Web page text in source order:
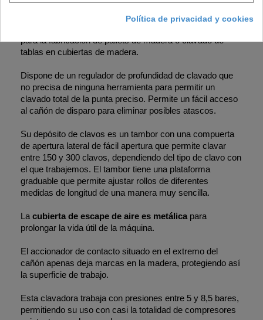
contacto sobra la madera. El modo de disparo por
contacto es muy rápido y permite al usuario clavar
para la fabricación de pallets de madera o clavado de
tablas en cubiertas de madera.
Dispone de un regulador de profundidad de clavado que
no precisa de ninguna herramienta para permitir un
clavado total de la punta preciso. Permite un fácil acceso
al cañón de disparo para eliminar posibles atascos.
Su depósito de clavos es un tambor con una compuerta
de apertura lateral de fácil apertura que permite clavar
entre 150 y 300 clavos, dependiendo del tipo de clavo con
el que trabajemos. El tambor tiene una plataforma
graduable que permite ajustar rollos de diferentes
medidas de longitud de una manera muy sencilla.
La cubierta de escape de aire es metálica para
prolongar la vida útil de la máquina.
El accionador de contacto situado en el extremo del
cañón apenas deja marcas en la madera, protegiendo así
la superficie de trabajo.
Esta clavadora trabaja con presiones entre 5 y 8,5 bares,
permitiendo su uso con casi la totalidad de compresores
Política de privacidad y cookies